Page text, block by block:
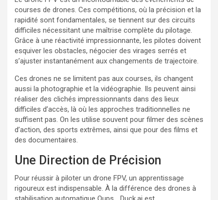
courses de drones. Ces compétitions, où la précision et la
rapidité sont fondamentales, se tiennent sur des circuits
difficiles nécessitant une maîtrise complète du pilotage.
Grâce à une réactivité impressionnante, les pilotes doivent
esquiver les obstacles, négocier des virages serrés et
s’ajuster instantanément aux changements de trajectoire.
Ces drones ne se limitent pas aux courses, ils changent
aussi la photographie et la vidéographie. Ils peuvent ainsi
réaliser des clichés impressionnants dans des lieux
difficiles d’accès, là où les approches traditionnelles ne
suffisent pas. On les utilise souvent pour filmer des scènes
d’action, des sports extrêmes, ainsi que pour des films et
des documentaires.
Une Direction de Précision
Pour réussir à piloter un drone FPV, un apprentissage
rigoureux est indispensable. À la différence des drones à